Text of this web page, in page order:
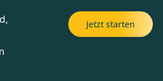
Jetzt starten